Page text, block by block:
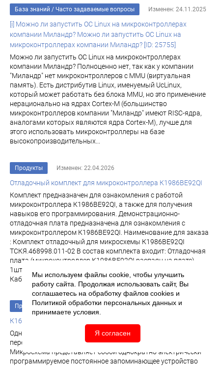
База знаний / Часто задаваемые вопросы Изменен: 24.11.2025
[i] Можно ли запустить ОС Linux на микроконтроллерах
компании Миландр? Можно ли запустить ОС Linux на
микроконтроллерах компании Миландр? [ID: 25755]
Можно ли запустить ОС Linux на микроконтроллерах
компании Миландр? Полноценно нет, так как у компании
"Миландр" нет микроконтроллеров с MMU (виртуальная
память). Есть дистрибутив Linux, именуемый UcLinux,
который может работать без блока MMU, но это применение
нерационально на ядрах Cortex-M (большинство
микроконтроллеров компании "Миландр" имеют RISC-ядра,
аналогами которых являются ядра Cortex-M), лучше для
этого использовать микроконтроллеры на базе
высокопроизводительных...
Продукты Изменен: 22.04.2026
Отладочный комплект для микроконтроллера К1986ВЕ92QI
Комплект предназначен для ознакомления с работой
микроконтроллера К1986ВЕ92QI, а также для получения
навыков его программирования. Демонстрационно-
отладочная плата предназначена для ознакомления с
микроконтроллером К1986ВЕ92QI. Наименование для заказа
: Комплект отладочный для микросхемы К1986ВЕ92QI
ТСКЯ.468998.011-02 В состав комплекта входит: Отладочная
плата (микроконтроллер К1986ВЕ92QI распаян на плате) –
1шт. Нуль-модемный кабель RS-232 9pin F - 9pin F – 1шт.
Кабель USB/USB – 1шт. Блок питания...
Продукты Изменен: 25.02.2026
К1645РТ3У
Однократно программируемое ПЗУ емкостью 2 Мбит с
перестраиваемой организацией 128К х 16 или 256К х 8.
Микросхема представляет собой однократно электрически
программируемое постоянное за­поминающее устройство
Мы используем файлы cookie, чтобы улучшить
работу сайта. Продолжая использовать сайт, Вы
соглашаетесь на обработку файлов cookies и
Политикой обработки персональных данных и
принимаете условия.
Я согласен